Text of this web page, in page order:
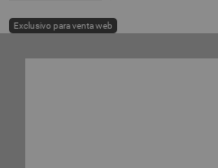
Exclusivo para venta web